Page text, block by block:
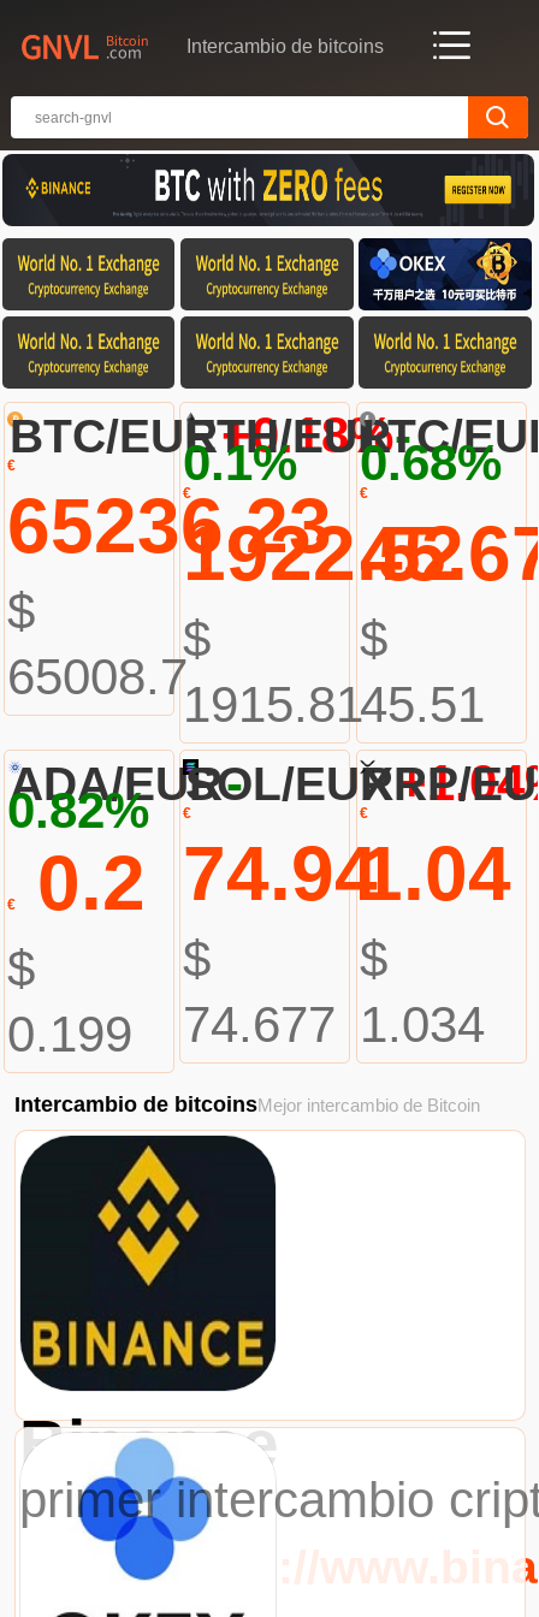
Intercambio de bitcoins
BTC/EUR+0.18%
€
65236.23
$
65008.7
ETH/EUR-
0.1%
€
1922.52
$
1915.81
LTC/
0.68%
€
$
45.51
ADA/EUR-
0.82%
€0.2
$
0.199
SOL/EUR
€
74.94
$
74.677
XRP/
€
1.04
$
1.034
Intercambio de bitcoinsMejor intercambio de Bitcoin
Binance
primer intercambio
URL：https://